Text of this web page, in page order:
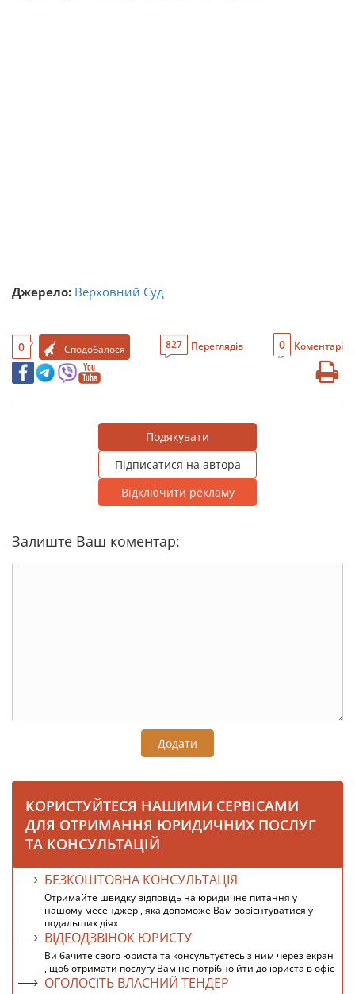
Джерело: Верховний Суд
0 Сподобалося 827 Переглядів 0 Коментарі
Подякувати
Підписатися на автора
Відключити рекламу
Залиште Ваш коментар:
Додати
КОРИСТУЙТЕСЯ НАШИМИ СЕРВІСАМИ
ДЛЯ ОТРИМАННЯ ЮРИДИЧНИХ ПОСЛУГ
ТА КОНСУЛЬТАЦІЙ
БЕЗКОШТОВНА КОНСУЛЬТАЦІЯ
Отримайте швидку відповідь на юридичне питання у
нашому месенджері, яка допоможе Вам зорієнтуватися у
подальших діях
ВІДЕОДЗВІНОК ЮРИСТУ
Ви бачите свого юриста та консультуєтесь з ним через екран
, щоб отримати послугу Вам не потрібно йти до юриста в офіс
ОГОЛОСІТЬ ВЛАСНИЙ ТЕНДЕР